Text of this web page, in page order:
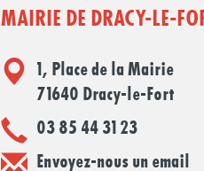
MAIRIE DE DRACY-LE-
1, Place de la Mairie
71640 Dracy-le-Fort
03 85 44 31 23
Envoyez-nous un email